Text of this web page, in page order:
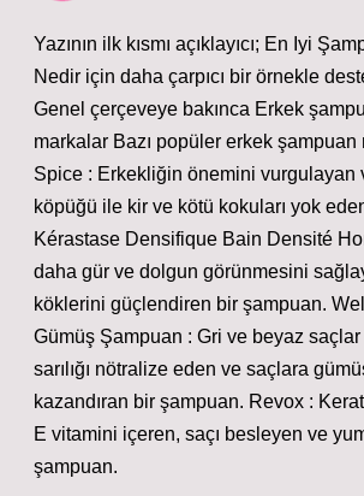
Yazının ilk kısmı açıklayıcı; En Iyi
Nedir için daha çarpıcı bir örnekle
Genel çerçeveye bakınca Erkek
markalar Bazı popüler erkek şampuan
Spice : Erkekliğin önemini vurgulayan
köpüğü ile kir ve kötü kokuları yok
Kérastase Densifique Bain Densité
daha gür ve dolgun görünmesini
köklerini güçlendiren bir şampuan.
Gümüş Şampuan : Gri ve beyaz saçlar
sarılığı nötralize eden ve saçlara
kazandıran bir şampuan. Revox :
E vitamini içeren, saçı besleyen ve
şampuan.